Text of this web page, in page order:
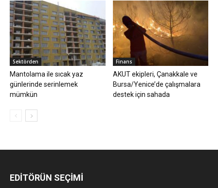
Sektörden
Mantolama ile sıcak yaz
günlerinde serinlemek
mümkün
Finans
AKUT ekipleri, Çanakkale ve
Bursa/Yenice’de çalışmalara
destek için sahada
EDİTÖRÜN SEÇİMİ